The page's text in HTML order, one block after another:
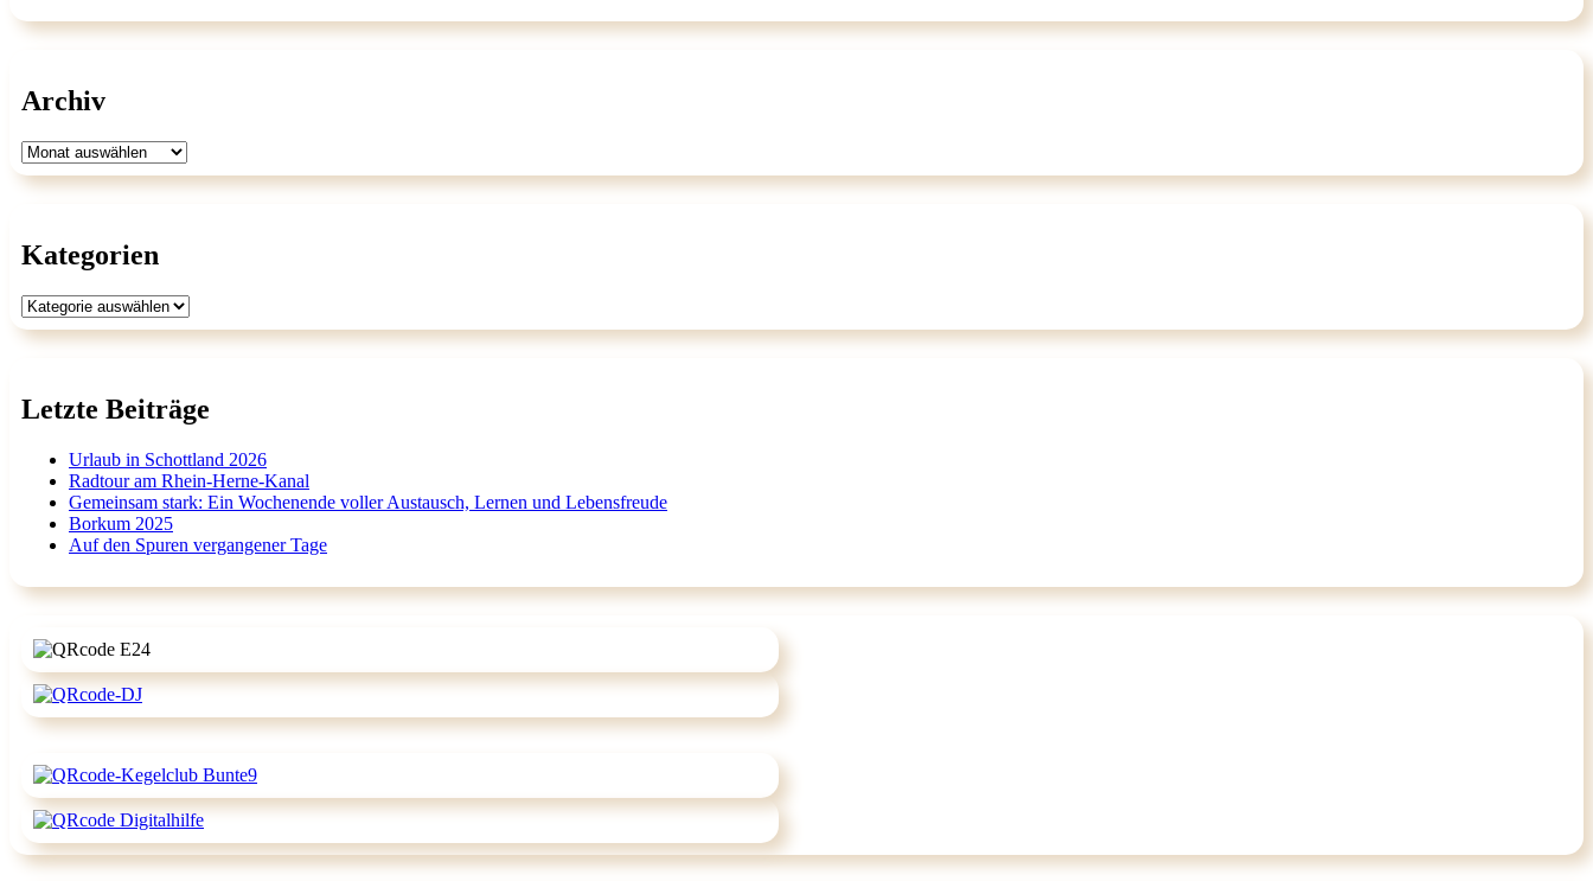
Archiv
Archiv
Kategorien
Kategorien
Letzte Beiträge
Urlaub in Schottland 2026
Radtour am Rhein-Herne-Kanal
Gemeinsam stark: Ein Wochenende voller Austausch, Lernen und Lebensfreude
Borkum 2025
Auf den Spuren vergangener Tage